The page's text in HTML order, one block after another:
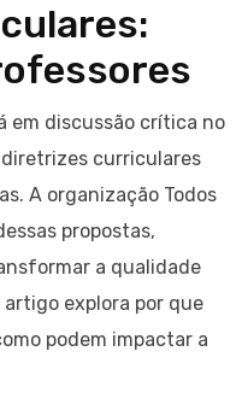
em discussão crítica no
diretrizes curriculares
A organização Todos
propostas,
a qualidade
explora por que
podem impactar a